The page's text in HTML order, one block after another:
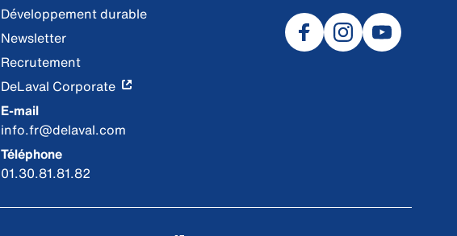
Développement durable
Newsletter
Recrutement
DeLaval Corporate
E-mail
info.fr@delaval.com
Téléphone
01.30.81.81.82